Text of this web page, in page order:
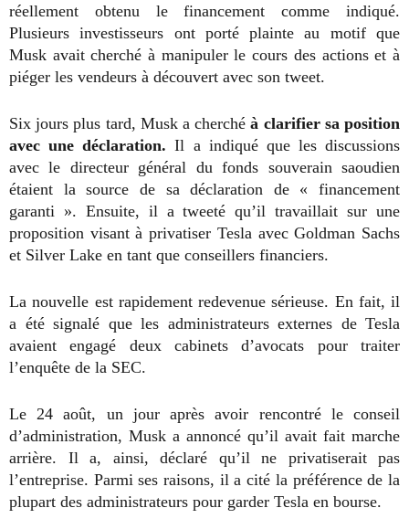
réellement obtenu le financement comme indiqué.
Plusieurs investisseurs ont porté plainte au motif que
Musk avait cherché à manipuler le cours des actions et à
piéger les vendeurs à découvert avec son tweet.
Six jours plus tard, Musk a cherché à clarifier sa position
avec une déclaration. Il a indiqué que les discussions
avec le directeur général du fonds souverain saoudien
étaient la source de sa déclaration de « financement
garanti ». Ensuite, il a tweeté qu’il travaillait sur une
proposition visant à privatiser Tesla avec Goldman Sachs
et Silver Lake en tant que conseillers financiers.
La nouvelle est rapidement redevenue sérieuse. En fait, il
a été signalé que les administrateurs externes de Tesla
avaient engagé deux cabinets d’avocats pour traiter
l’enquête de la SEC.
Le 24 août, un jour après avoir rencontré le conseil
d’administration, Musk a annoncé qu’il avait fait marche
arrière. Il a, ainsi, déclaré qu’il ne privatiserait pas
l’entreprise. Parmi ses raisons, il a cité la préférence de la
plupart des administrateurs pour garder Tesla en bourse.